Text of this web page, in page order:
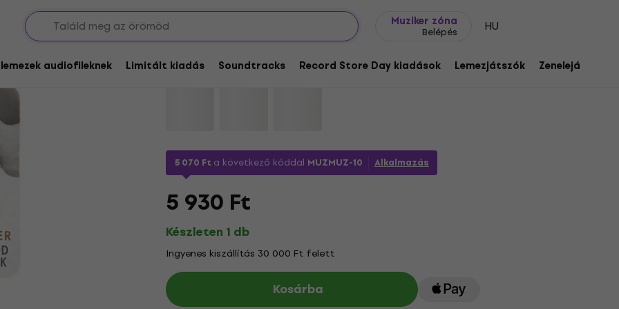
Muziker zóna
Belépés HU
audiofileknek Limitált kiadás Soundtracks Record Store Day kiadások Lemezjátszók Zenelejátszók
Bon Iver - Blood Bank (CD)
Márka:Bon IverTermékkód: 1177654
5 070 Fta következő kóddal MUZMUZ-10 Alkalmazás
5 930 Ft
Készleten 1 db
Ingyenes kiszállítás 30 000 Ft felett
Kosárba